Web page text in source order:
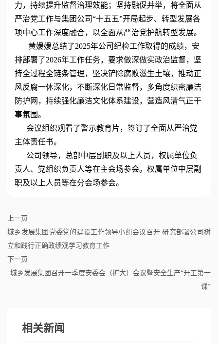
力，持续提升监督治理效能；坚持融促并举，将全面从
严治党工作与集团公司“十五五”开局起步、转型发展各
项中心工作深度融合，以全面从严治党护航转型发展。
黄媛媛总结了2025年公司纪检工作取得的成绩，安
排部署了2026年工作任务，要求做深做实政治监督，坚
持全过程全链条管理，坚决铲除腐败滋生土壤，推动正
风反腐一体深化，不断深化日常监督，多角度织密廉洁
防护网，持续强化廉洁文化体系建设，营造风清气正干
事氛围。
会议组织观看了警示教育片，签订了全面从严治党
主体责任书。
公司领导，总部中层副职及以上人员，权属单位负
责人、党组织负责人等在主会场参会。权属单位中层副
职及以上人员等在分会场参会。
上一页
城乡发展集团党委党的建设工作领导小组会议召开 研究部署公司树
立和践行正确政绩观学习教育工作
城乡发展集团召开一季度安委会（扩大）会议暨安全生产“开工第一
课”
下一页
相关新闻